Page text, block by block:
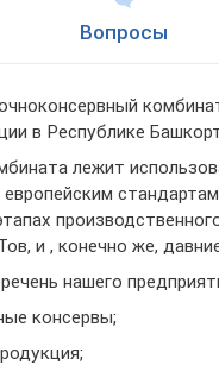
Вопросы
в Республике
лежит
и , конечно же,
нашего
консервы;